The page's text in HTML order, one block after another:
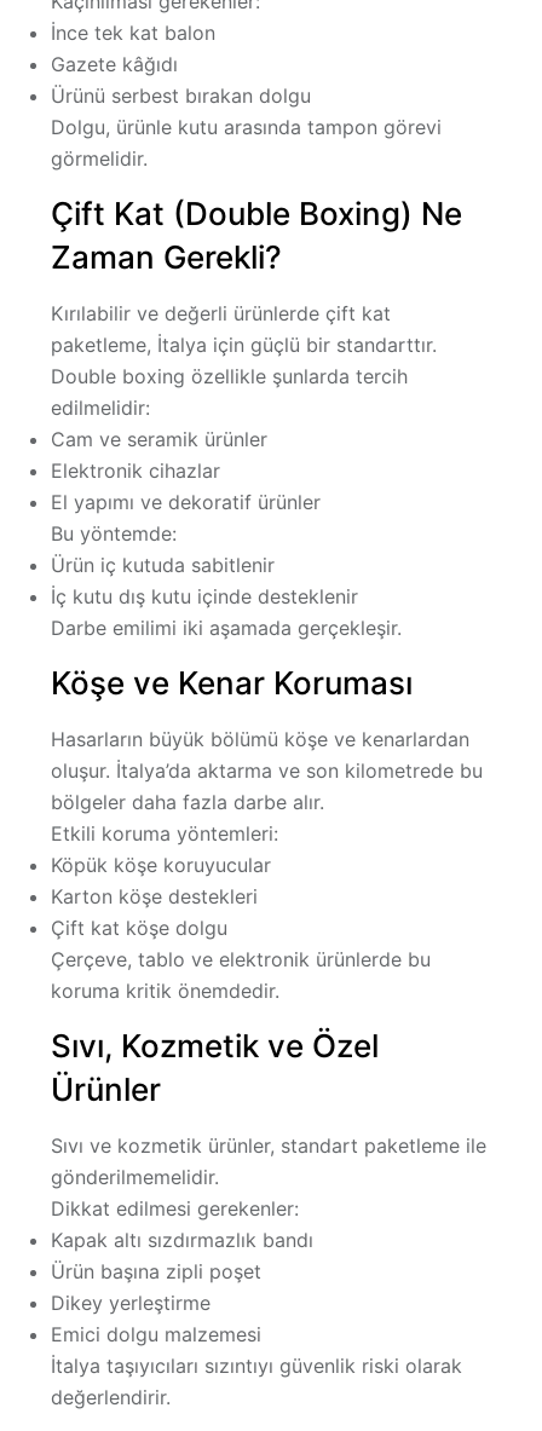
İnce tek kat balon
Gazete kâğıdı
Ürünü serbest bırakan dolgu
Dolgu, ürünle kutu arasında tampon görevi
görmelidir.
Çift Kat (Double Boxing) Ne
Zaman Gerekli?
Kırılabilir ve değerli ürünlerde çift kat
paketleme, İtalya için güçlü bir standarttır.
Double boxing özellikle şunlarda tercih
edilmelidir:
Cam ve seramik ürünler
Elektronik cihazlar
El yapımı ve dekoratif ürünler
Bu yöntemde:
Ürün iç kutuda sabitlenir
İç kutu dış kutu içinde desteklenir
Darbe emilimi iki aşamada gerçekleşir.
Köşe ve Kenar Koruması
Hasarların büyük bölümü köşe ve kenarlardan
oluşur. İtalya’da aktarma ve son kilometrede bu
bölgeler daha fazla darbe alır.
Etkili koruma yöntemleri:
Köpük köşe koruyucular
Karton köşe destekleri
Çift kat köşe dolgu
Çerçeve, tablo ve elektronik ürünlerde bu
koruma kritik önemdedir.
Sıvı, Kozmetik ve Özel
Ürünler
Sıvı ve kozmetik ürünler, standart paketleme ile
gönderilmemelidir.
Dikkat edilmesi gerekenler:
Kapak altı sızdırmazlık bandı
Ürün başına zipli poşet
Dikey yerleştirme
Emici dolgu malzemesi
İtalya taşıyıcıları sızıntıyı güvenlik riski olarak
değerlendirir.